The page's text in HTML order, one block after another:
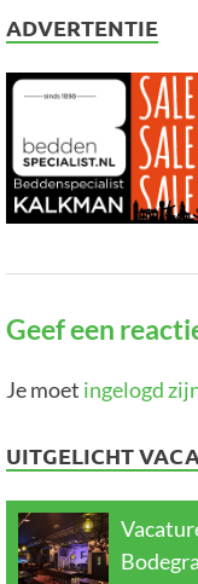
ADVERTENTIE
Geef een
Je moet ingelogd
UITGELICHT